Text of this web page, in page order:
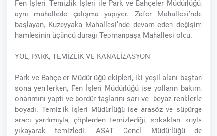
Fen İşleri, Temizlik İşleri ile Park ve Bahçeler Müdürlüğü,
aynı mahallede çalışma yapıyor. Zafer Mahallesi’nde
başlayan, Kuzeyyaka Mahallesi’nde devam eden değişim
hamlesinin üçüncü durağı Teomanpaşa Mahallesi oldu.
YOL, PARK, TEMİZLİK VE KANALİZASYON
Park ve Bahçeler Müdürlüğü ekipleri, iki yeşil alanı baştan
sona yenilerken, Fen İşleri Müdürlüğü ise yolların bakım,
onarımını yaptı ve bordür taşlarını sarı ve beyaz renklerle
boyadı. Temizlik İşleri Müdürlüğü ise arasöz ve süpürge
aracı yardımıyla, çöplerden temizlediği, sokakları suyla
yıkayarak temizledi. ASAT Genel Müdürlüğü de